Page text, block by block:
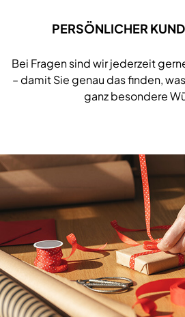
PERSÖNLICHER
Bei Fragen sind wir jederzeit
– damit Sie genau das finden,
ganz besondere